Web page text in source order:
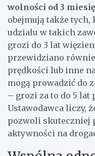
wolności od 3
obejmują także
udziału w takich
grozi do 3 lat
przewidziano
prędkości lub inne
mogą prowadzić do
– grozi za to do 5 lat
Ustawodawca liczy,
pozwoli skuteczniej
aktywności na